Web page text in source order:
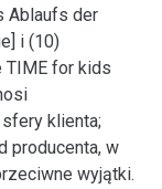
Ablaufs der
i (10)
TIME for kids
klienta;
producenta, w
wyjątki.